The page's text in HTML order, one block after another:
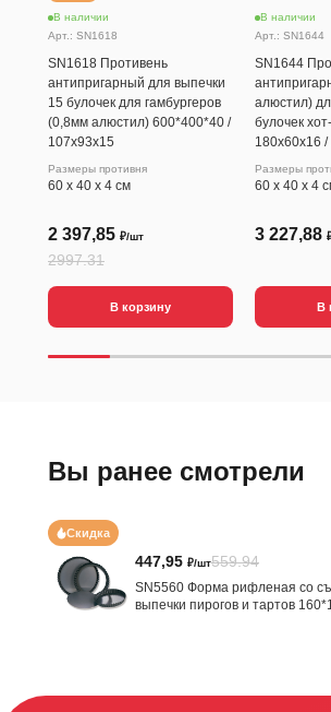
В наличии
Арт.: SN1618
SN1618 Противень
антипригарный для выпечки
15 булочек для гамбургеров
(0,8мм алюстил) 600*400*40 /
107х93х15
Размеры противня
60 х 40 х 4 см
2 397,85 ₽/шт
2997.31
В корзину
В наличии
Арт.: SN1644
SN1644
алюстил)
булочек
180х60х16
Размеры
60 х 40 х 4
3 227,88
В
Вы ранее смотрели
447,95 ₽/шт559.94
SN5560 Форма рифленая со
выпечки пирогов и тартов
Скидка